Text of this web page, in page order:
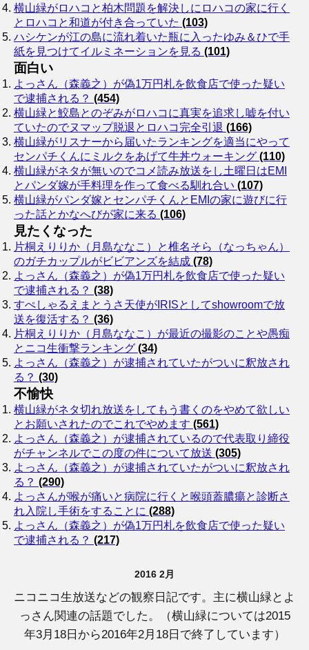
横山緑がロハコと柏木問題を解決しにロハコの家に行く
とロハコと和道が付き合っていた (103)
ハシケンが江の島に流れ着いた瓶に入ったゆみ＆ひで手
紙を見つけてイルミネーションを見る (101)
面白い
よっさん（森義之）が偽1万円札を飲食店で使った疑い
で逮捕される？ (454)
横山緑と鮫島とのぞみがロハコに真実を追求し嘘を付い
ていたのでヌマップ脱退とロハコ完全引退 (166)
横山緑がリスナーから届いたランキングを適当にやって
センパチくんにミルクをあげて牛丼ウォーキング (110)
横山緑がネタが無いのでコメ読み放送をし土曜日はEMI
とパンダ嫁が手料理を作って食べる馴れ合い (107)
横山緑がパンダ嫁とセンパチくんとEMIの家に遊びに行
った話とかなへびが家に来る (106)
見たくなった
片桐えりりか（月島ななこ）と椎名そら（なっちゃん）
のガチカップルがビビアンズを結成 (78)
よっさん（森義之）が偽1万円札を飲食店で使った疑い
で逮捕される？ (38)
すぺしゃるえまとうさ天使がIRISとしてshowroomで放
送を復活する？ (36)
片桐えりりか（月島ななこ）が最近の撮影のことや愚痴
とニコ生衝撃ランキング (34)
よっさん（森義之）が逮捕されていたがついに釈放され
る？ (30)
不愉快
横山緑がネタ切れ放送をしてもう書くのをやめて欲しい
とお願いされたのでこれでやめます (561)
よっさん（森義之）が逮捕されているので代表取り締役
がチャンネルでこの度の件について放送 (305)
よっさん（森義之）が逮捕されていたがついに釈放され
る？ (290)
よっさんが喉が痛いと病院に行くと喉頭蓋膿瘍と診断さ
れ入院し手術をすることに (288)
よっさん（森義之）が偽1万円札を飲食店で使った疑い
で逮捕される？ (217)
2016 2月
ニコニコ生放送などの観察日記です。主に横山緑とよ
っさん関連の話題でした。（横山緑については2015
年3月18日から2016年2月18日で終了しています）